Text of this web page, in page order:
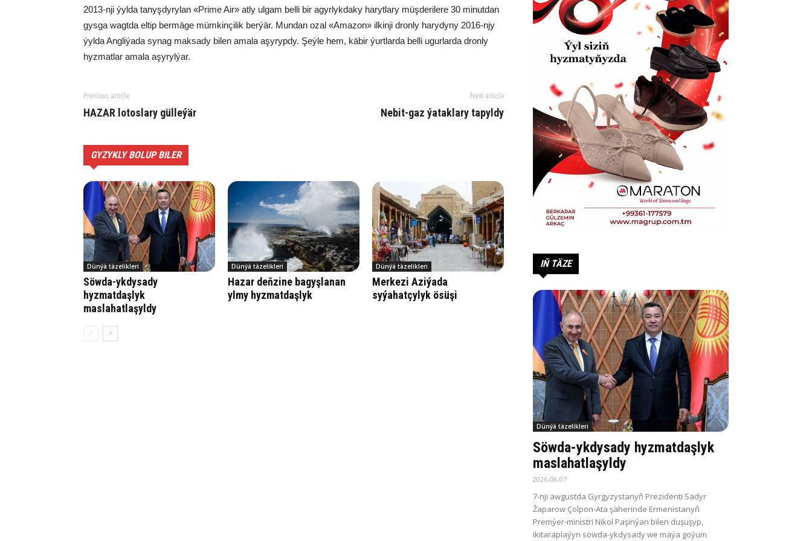
2013-nji ýyl­da ta­nyş­dy­ry­lan «Pri­me Air» at­ly ul­gam bel­li bir agyr­lyk­da­ky ha­ryt­la­ry müş­de­ri­le­re 30 mi­nut­dan
gys­ga wagt­da el­tip ber­mä­ge müm­kin­çi­lik ber­ýär. Mun­dan ozal «Ama­zon» il­kin­ji dron­ly ha­ry­dy­ny 2016-njy
ýyl­da Ang­li­ýa­da sy­nag mak­sa­dy bi­len ama­la aşy­ryp­dy. Şeý­le hem, kä­bir ýurt­lar­da bel­li ugur­lar­da dron­ly
hyz­mat­lar ama­la aşy­ryl­ýar.
Previous article
HAZAR lo­tos­la­ry gül­le­ýär
Next article
Ne­bit-gaz ýa­tak­la­ry ta­pyl­dy
GYZYKLY BOLUP BILER
Dünýä täzelikleri
Söwda-ykdysady
hyzmatdaşlyk
maslahatlaşyldy
Dünýä täzelikleri
Hazar deňzine bagyşlanan
ylmy hyzmatdaşlyk
Dünýä täzelikleri
Merkezi Aziýada
syýahatçylyk ösüşi
IŇ TÄZE
Dünýä täzelikleri
Söwda-ykdysady hyzmatdaşlyk
maslahatlaşyldy
2026-08-07
7-nji awgustda Gyrgyzystanyň Prezidenti Sadyr
Žaparow Çolpon-Ata şäherinde Ermenistanyň
Premýer-ministri Nikol Paşinýan bilen duşuşyp,
ikitaraplaýyn söwda-ykdysady we maýa goýum